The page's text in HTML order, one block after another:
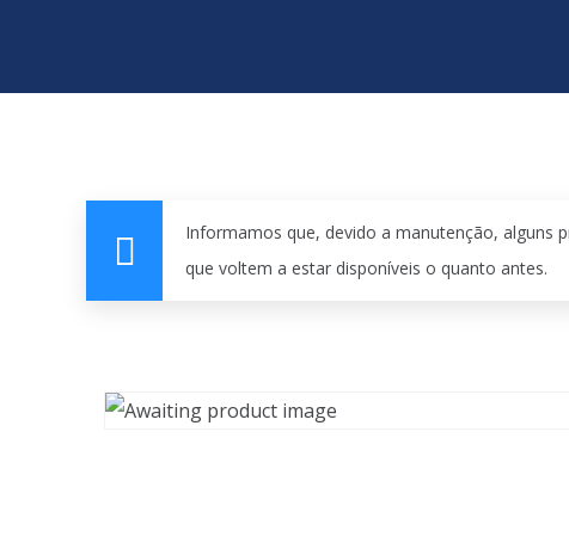
Informamos que, devido a manutenção, alguns
que voltem a estar disponíveis o quanto antes.